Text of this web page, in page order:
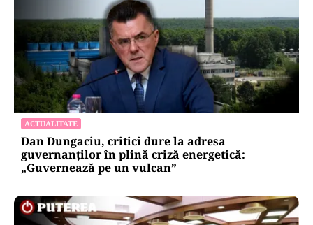
ACTUALITATE
Dan Dungaciu, critici dure la adresa
guvernanților în plină criză energetică:
„Guvernează pe un vulcan”